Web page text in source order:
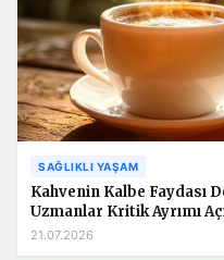
SAĞLIKLI YAŞAM
Kahvenin Kalbe Faydası
Uzmanlar Kritik Ayrımı
21.07.2026